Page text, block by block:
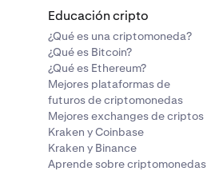
Educación cripto
¿Qué es una criptomoneda?
¿Qué es Bitcoin?
¿Qué es Ethereum?
Mejores plataformas de
futuros de criptomonedas
Mejores exchanges de criptos
Kraken y Coinbase
Kraken y Binance
Aprende sobre criptomonedas